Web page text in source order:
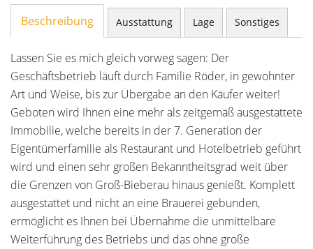
Beschreibung Ausstattung Lage Sonstiges
Lassen Sie es mich gleich vorweg sagen: Der
Geschäftsbetrieb läuft durch Familie Röder, in gewohnter
Art und Weise, bis zur Übergabe an den Käufer weiter!
Geboten wird Ihnen eine mehr als zeitgemäß ausgestattete
Immobilie, welche bereits in der 7. Generation der
Eigentümerfamilie als Restaurant und Hotelbetrieb geführt
wird und einen sehr großen Bekanntheitsgrad weit über
die Grenzen von Groß-Bieberau hinaus genießt. Komplett
ausgestattet und nicht an eine Brauerei gebunden,
ermöglicht es Ihnen bei Übernahme die unmittelbare
Weiterführung des Betriebs und das ohne große